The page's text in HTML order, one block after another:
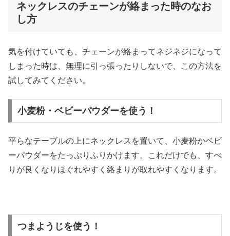
ネックレスのチェーンが絡まった時のなお
し方
気を付けていても、チェーンが絡まってネジネジになって
しまった時は、無理に引っ張ったりしないで、この方法を
試してみてください。
小麦粉・ベビーパウダーを使う！
平らなテーブルの上にネックレスを置いて、小麦粉かベビ
ーパウダーをたっぷりふりかけます。これだけでも、すべ
りが良くなりほぐれやすく絡まりが取れやすくなります。
つまようじを使う！